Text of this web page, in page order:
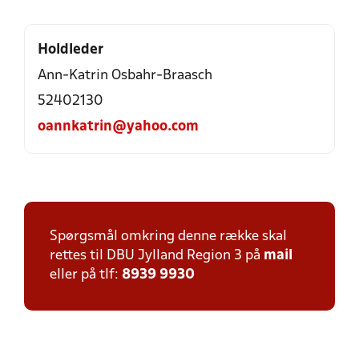
Holdleder
Ann-Katrin Osbahr-Braasch
52402130
oannkatrin@yahoo.com
Spørgsmål omkring denne række skal
rettes til DBU Jylland Region 3 på mail
eller på tlf: 8939 9930